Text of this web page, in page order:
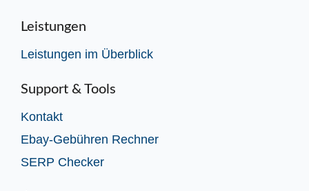
Leistungen
Leistungen im Überblick
Support & Tools
Kontakt
Ebay-Gebühren Rechner
SERP Checker